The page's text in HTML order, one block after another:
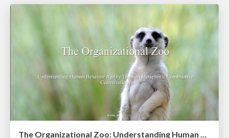
The Organizational Zoo: Understanding Human Behavior Agility Through Metaphoric Constructive Conversations (based on the works of Arthur Shelley, Ph.D)